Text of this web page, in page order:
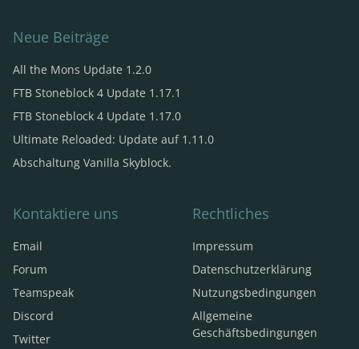
Neue Beiträge
All the Mons Update 1.2.0
FTB Stoneblock 4 Update 1.17.1
FTB Stoneblock 4 Update 1.17.0
Ultimate Reloaded: Update auf 1.11.0
Abschaltung Vanilla Skyblock.
Kontaktiere uns
Email
Forum
Teamspeak
Discord
Twitter
Rechtliches
Impressum
Datenschutzerklärung
Nutzungsbedingungen
Allgemeine
Geschäftsbedingungen